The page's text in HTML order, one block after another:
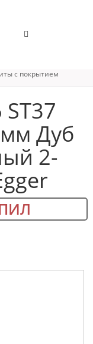
с покрытием
Дуб
2-